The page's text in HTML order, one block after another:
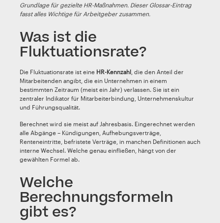
Grundlage für gezielte HR-Maßnahmen. Dieser Glossar-Eintrag
fasst alles Wichtige für Arbeitgeber zusammen.
Was ist die
Fluktuationsrate?
Die Fluktuationsrate ist eine HR-Kennzahl , die den Anteil der
Mitarbeitenden angibt, die ein Unternehmen in einem
bestimmten Zeitraum (meist ein Jahr) verlassen. Sie ist ein
zentraler Indikator für Mitarbeiterbindung, Unternehmenskultur
und Führungsqualität.
Berechnet wird sie meist auf Jahresbasis. Eingerechnet werden
alle Abgänge – Kündigungen, Aufhebungsverträge,
Renteneintritte, befristete Verträge, in manchen Definitionen auch
interne Wechsel. Welche genau einfließen, hängt von der
gewählten Formel ab.
Welche
Berechnungsformeln
gibt es?